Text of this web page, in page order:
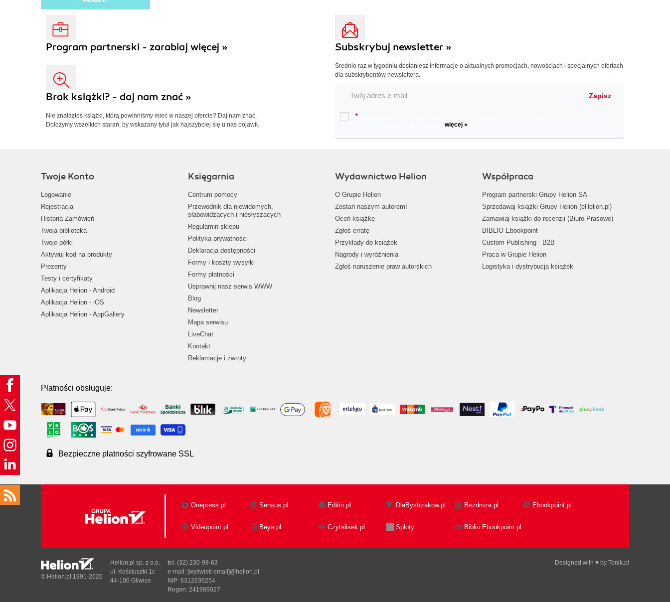
Program partnerski - zarabiaj więcej »
Brak książki? - daj nam znać »
Nie znalazłeś książki, którą powinniśmy mieć w naszej ofercie? Daj nam znać.
Dołożymy wszelkich starań, by wskazany tytuł jak najszybciej się u nas pojawił.
Subskrybuj newsletter »
Średnio raz w tygodniu dostaniesz informacje o aktualnych promocjach, nowościach i specjalnych ofertach
dla subskrybentów newslettera.
Zapisz
*
więcej »
Twoje Konto
Logowanie
Rejestracja
Historia Zamówień
Twoja biblioteka
Twoje półki
Aktywuj kod na produkty
Prezenty
Testy i certyfikaty
Aplikacja Helion - Android
Aplikacja Helion - iOS
Aplikacja Helion - AppGallery
Księgarnia
Centrum pomocy
Przewodnik dla niewidomych,
słabowidzących i niesłyszących
Regulamin sklepu
Polityka prywatności
Deklaracja dostępności
Formy i koszty wysyłki
Formy płatności
Usprawnij nasz serwis WWW
Blog
Newsletter
Mapa serwisu
LiveChat
Kontakt
Reklamacje i zwroty
Wydawnictwo Helion
O Grupie Helion
Zostań naszym autorem!
Oceń książkę
Zgłoś erratę
Przykłady do książek
Nagrody i wyróżnienia
Zgłoś naruszenie praw autorskich
Współpraca
Program partnerski Grupy Helion SA
Sprzedawaj książki Grupy Helion (eHelion.pl)
Zamawiaj książki do recenzji (Biuro Prasowe)
BIBLIO Ebookpoint
Custom Publishing - B2B
Praca w Grupie Helion
Logistyka i dystrybucja książek
Płatności obsługuje:
Bezpieczne płatności szyfrowane SSL
Onepress.pl Sensus.pl Editio.pl DlaBystrzakow.pl Bezdroza.pl Ebookpoint.pl
Videopoint.pl Beya.pl Czytalisek.pl Sploty Biblio.Ebookpoint.pl
Designed with ♥ by Tonik.pl
© Helion.pl 1991-2026
Helion.pl sp. z o.o.
ul. Kościuszki 1c
44-100 Gliwice
tel. (32) 230-98-63
e-mail: [wyświetl email]@helion.pl
NIP: 6312636254
Regon: 241989027